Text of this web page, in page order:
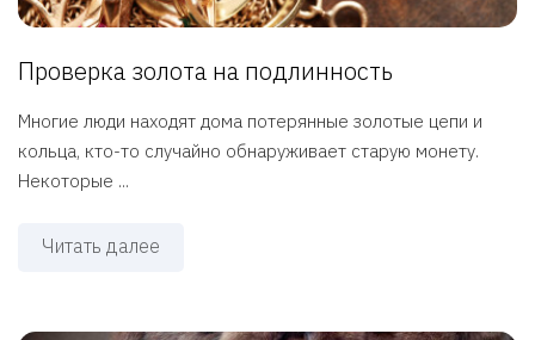
Проверка золота на подлинность
Многие люди находят дома потерянные золотые цепи и
кольца, кто-то случайно обнаруживает старую монету.
Некоторые ...
Читать далее